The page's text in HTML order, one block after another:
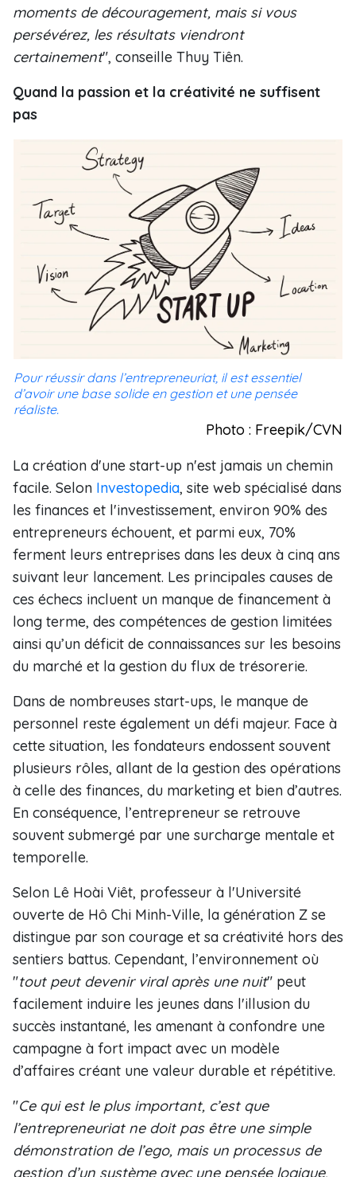
moments de découragement, mais si vous
persévérez, les résultats viendront
certainement", conseille Thuy Tiên.
Quand la passion et la créativité ne suffisent
pas
Pour réussir dans l’entrepreneuriat, il est essentiel
d’avoir une base solide en gestion et une pensée
réaliste.
Photo : Freepik/CVN
La création d'une start-up n'est jamais un chemin
facile. Selon Investopedia, site web spécialisé dans
les finances et l'investissement, environ 90% des
entrepreneurs échouent, et parmi eux, 70%
ferment leurs entreprises dans les deux à cinq ans
suivant leur lancement. Les principales causes de
ces échecs incluent un manque de financement à
long terme, des compétences de gestion limitées
ainsi qu’un déficit de connaissances sur les besoins
du marché et la gestion du flux de trésorerie.
Dans de nombreuses start-ups, le manque de
personnel reste également un défi majeur. Face à
cette situation, les fondateurs endossent souvent
plusieurs rôles, allant de la gestion des opérations
à celle des finances, du marketing et bien d’autres.
En conséquence, l’entrepreneur se retrouve
souvent submergé par une surcharge mentale et
temporelle.
Selon Lê Hoài Viêt, professeur à l'Université
ouverte de Hô Chi Minh-Ville, la génération Z se
distingue par son courage et sa créativité hors des
sentiers battus. Cependant, l’environnement où
"tout peut devenir viral après une nuit" peut
facilement induire les jeunes dans l'illusion du
succès instantané, les amenant à confondre une
campagne à fort impact avec un modèle
d’affaires créant une valeur durable et répétitive.
"Ce qui est le plus important, c’est que
l’entrepreneuriat ne doit pas être une simple
démonstration de l’ego, mais un processus de
gestion d’un système avec une pensée logique,